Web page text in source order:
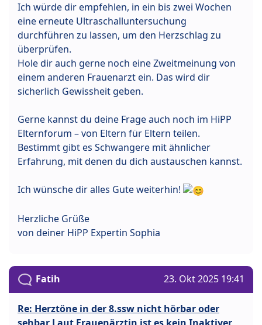
Ich würde dir empfehlen, in ein bis zwei Wochen
eine erneute Ultraschalluntersuchung
durchführen zu lassen, um den Herzschlag zu
überprüfen.
Hole dir auch gerne noch eine Zweitmeinung von
einem anderen Frauenarzt ein. Das wird dir
sicherlich Gewissheit geben.
Gerne kannst du deine Frage auch noch im HiPP
Elternforum – von Eltern für Eltern teilen.
Bestimmt gibt es Schwangere mit ähnlicher
Erfahrung, mit denen du dich austauschen kannst.
Ich wünsche dir alles Gute weiterhin!
Herzliche Grüße
von deiner HiPP Expertin Sophia
Fatih 23. Okt 2025 19:41
Re: Herztöne in der 8.ssw nicht hörbar oder